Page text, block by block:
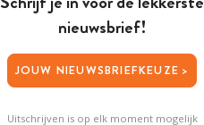
nieuwsbrief!
JOUW NIEUWSBRIEFKEUZE >
Uitschrijven is op elk moment mogelijk